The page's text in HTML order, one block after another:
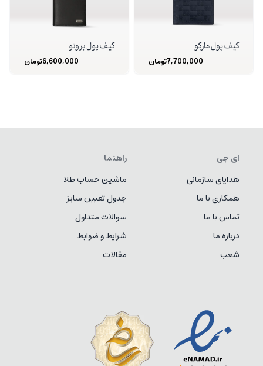
کیف پول مارکو
7,700,000تومان
کیف پول برونو
6,600,000تومان
ای جی
هدایای سازمانی
همکاری با ما
تماس با ما
درباره ما
شعب
راهنما
ماشین حساب طلا
جدول تعیین سایز
سوالات متداول
شرایط و ضوابط
مقالات